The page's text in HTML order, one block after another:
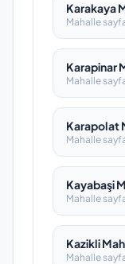
Karakaya
Mahalle
Karapinar
Mahalle
Karapolat
Mahalle
Kayabaşi
Mahalle
Kazikli
Mahalle